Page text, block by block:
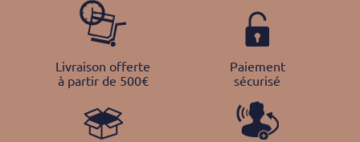
Livraison offerte
à partir de 500€
Paiement
sécurisé